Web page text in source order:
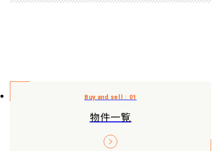
物件一覧